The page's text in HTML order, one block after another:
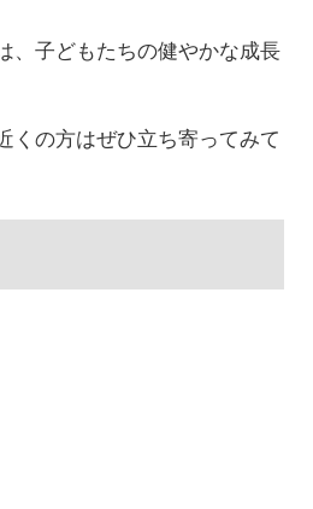
、子どもたちの健やかな成長
くの方はぜひ立ち寄ってみて